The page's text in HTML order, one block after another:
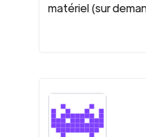
matériel (sur